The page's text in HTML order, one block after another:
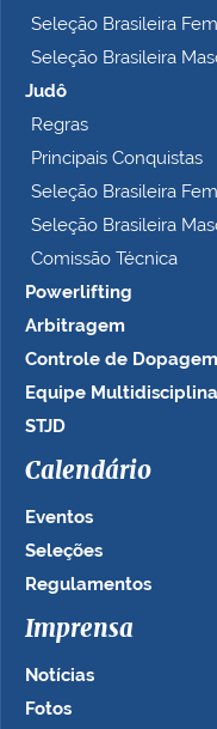
Seleção Brasileira
Seleção Brasileira
Judô
Regras
Principais Conquistas
Seleção Brasileira
Seleção Brasileira
Comissão Técnica
Powerlifting
Arbitragem
Controle de Dopagem
Equipe
STJD
Calendário
Eventos
Seleções
Regulamentos
Imprensa
Notícias
Fotos